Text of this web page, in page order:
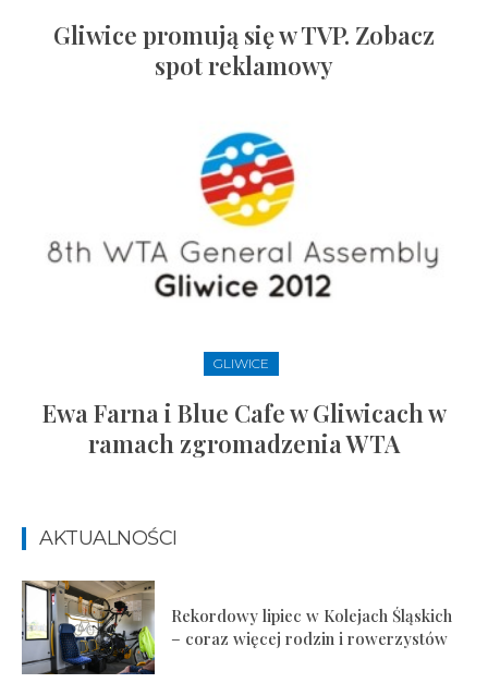
Gliwice promują się w TVP. Zobacz
spot reklamowy
GLIWICE
Ewa Farna i Blue Cafe w Gliwicach w
ramach zgromadzenia WTA
AKTUALNOŚCI
Rekordowy lipiec w Kolejach Śląskich
– coraz więcej rodzin i rowerzystów